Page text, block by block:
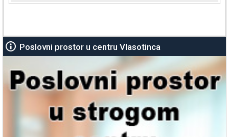
Poslovni prostor u centru Vlasotinca